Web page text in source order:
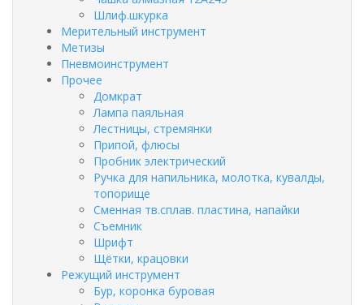
Шлиф.шкурка
Мерительный инструмент
Метизы
Пневмоинструмент
Прочее
Домкрат
Лампа паяльная
Лестницы, стремянки
Припой, флюсы
Пробник электрический
Ручка для напильника, молотка, кувалды,
топорище
Сменная тв.сплав. пластина, напайки
Съемник
Шрифт
Щётки, крацовки
Режущий инструмент
Бур, коронка буровая